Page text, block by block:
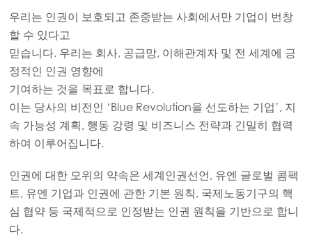
우리는 인권이 보호되고 존중받는 사회에서만 기업이 번창
할 수 있다고
믿습니다. 우리는 회사, 공급망, 이해관계자 및 전 세계에 긍
정적인 인권 영향에
기여하는 것을 목표로 합니다.
이는 당사의 비전인 ‘Blue Revolution을 선도하는 기업’, 지
속 가능성 계획, 행동 강령 및 비즈니스 전략과 긴밀히 협력
하여 이루어집니다.
인권에 대한 모위의 약속은 세계인권선언, 유엔 글로벌 콤팩
트, 유엔 기업과 인권에 관한 기본 원칙, 국제노동기구의 핵
심 협약 등 국제적으로 인정받는 인권 원칙을 기반으로 합니
다.